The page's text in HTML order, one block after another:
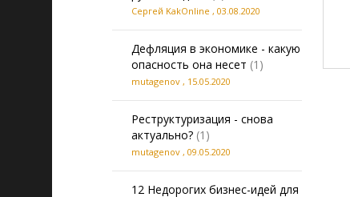
Сергей KakOnline , 03.08.2020
Дефляция в экономике - какую
опасность она несет (1)
mutagenov , 15.05.2020
Реструктуризация - снова
актуально? (1)
mutagenov , 09.05.2020
12 Недорогих бизнес-идей для